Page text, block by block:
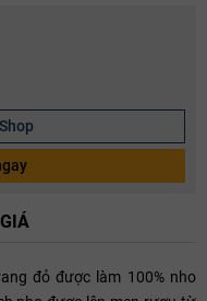
đỏ được làm 100% nho